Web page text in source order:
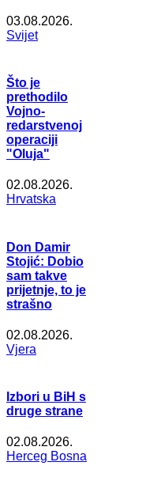
03.08.2026.
Svijet
Što je
prethodilo
Vojno-
redarstvenoj
operaciji
"Oluja"
02.08.2026.
Hrvatska
Don Damir
Stojić: Dobio
sam takve
prijetnje, to je
strašno
02.08.2026.
Vjera
Izbori u BiH s
druge strane
02.08.2026.
Herceg Bosna